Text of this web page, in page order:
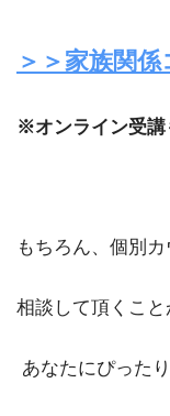
＞＞家族関
※オンライン受講
もちろん、個別
相談して頂くこと
あなたにぴった